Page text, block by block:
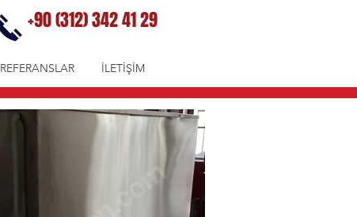
+90 (312) 342 41 29
REFERANSLAR İLETİŞİM